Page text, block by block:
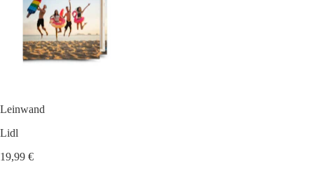
Leinwand
Lidl
19,99 €